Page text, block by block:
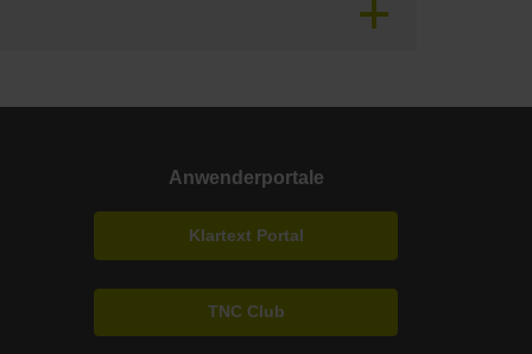
Anwenderportale
Klartext Portal
TNC Club